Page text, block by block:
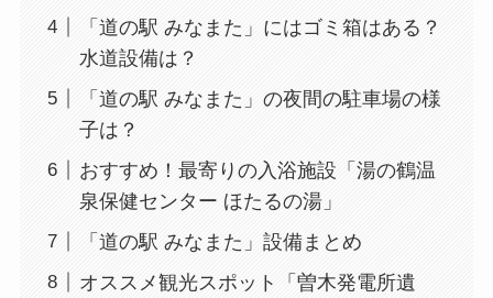
「道の駅 みなまた」にはゴミ箱はある？
水道設備は？
「道の駅 みなまた」の夜間の駐車場の様
子は？
おすすめ！最寄りの入浴施設「湯の鶴温
泉保健センター ほたるの湯」
「道の駅 みなまた」設備まとめ
オススメ観光スポット「曽木発電所遺